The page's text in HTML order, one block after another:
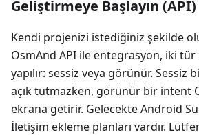
Geliştirmeye Başlayın (API)
Kendi projenizi istediğiniz şekilde
OsmAnd API ile entegrasyon, iki
yapılır: sessiz veya görünür. Sessiz
açık tutmazken, görünür bir intent
ekrana getirir. Gelecekte Android
İletişim ekleme planları vardır.